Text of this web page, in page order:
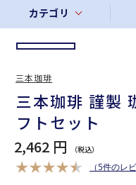
カテゴリ
三本珈琲 謹製
フトセット
2,462 円
（5件のレ
三本珈琲